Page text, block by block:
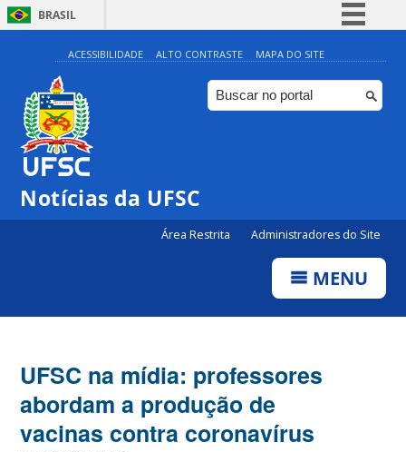
BRASIL
Simplifique!
Comunica BR
Participe
ACESSIBILIDADE ALTO CONTRASTE MAPA DO SITE
Notícias da UFSC
Área Restrita Administradores do Site
MENU
UFSC na mídia: professores
abordam a produção de
vacinas contra coronavírus